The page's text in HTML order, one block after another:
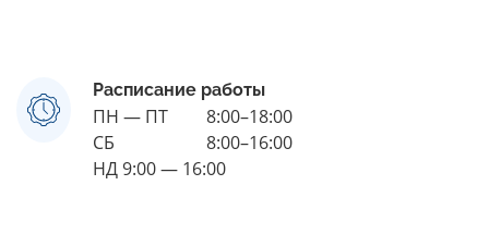
Расписание работы
ПН — ПТ
8:00–18:00
СБ
8:00–16:00
НД 9:00 — 16:00